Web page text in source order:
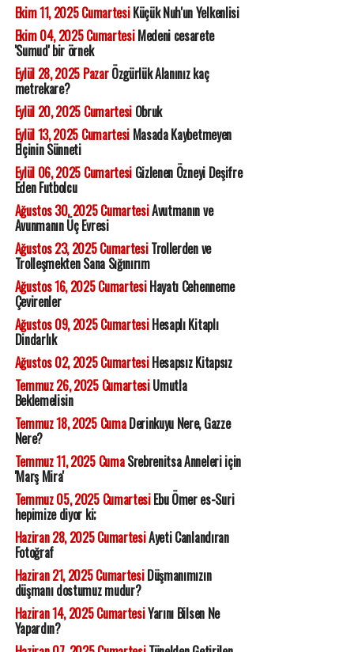
Ekim 11, 2025 CumartesiKüçük Nuh'un Yelkenlisi
Ekim 04, 2025 CumartesiMedeni cesarete
'Sumud' bir örnek
Eylül 28, 2025 PazarÖzgürlük Alanınız kaç
metrekare?
Eylül 20, 2025 CumartesiObruk
Eylül 13, 2025 CumartesiMasada Kaybetmeyen
Elçinin Sünneti
Eylül 06, 2025 CumartesiGizlenen Özneyi Deşifre
Eden Futbolcu
Ağustos 30, 2025 CumartesiAvutmanın ve
Avunmanın Üç Evresi
Ağustos 23, 2025 CumartesiTrollerden ve
Trolleşmekten Sana Sığınırım
Ağustos 16, 2025 CumartesiHayatı Cehenneme
Çevirenler
Ağustos 09, 2025 CumartesiHesaplı Kitaplı
Dindarlık
Ağustos 02, 2025 CumartesiHesapsız Kitapsız
Temmuz 26, 2025 CumartesiUmutla
Beklemelisin
Temmuz 18, 2025 CumaDerinkuyu Nere, Gazze
Nere?
Temmuz 11, 2025 CumaSrebrenitsa Anneleri için
'Marş Mira'
Temmuz 05, 2025 CumartesiEbu Ömer es-Suri
hepimize diyor ki;
Haziran 28, 2025 CumartesiAyeti Canlandıran
Fotoğraf
Haziran 21, 2025 CumartesiDüşmanımızın
düşmanı dostumuz mudur?
Haziran 14, 2025 CumartesiYarını Bilsen Ne
Yapardın?